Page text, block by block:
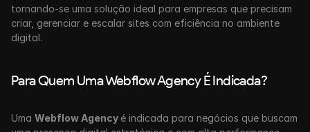
tornando-se uma solução ideal para empresas que precisam
criar, gerenciar e escalar sites com eficiência no ambiente
digital.
Para Quem Uma Webflow Agency É Indicada?
Uma Webflow Agency é indicada para negócios que buscam